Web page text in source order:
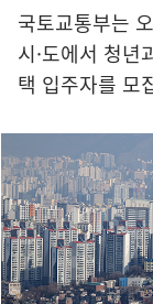
국토교통부는
시·도에서 청년
택 입주자를 모